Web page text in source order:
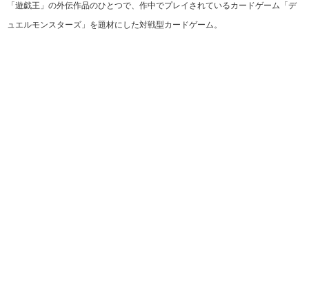
「遊戯王」の外伝作品のひとつで、作中でプレイされているカードゲーム「デ
ュエルモンスターズ」を題材にした対戦型カードゲーム。